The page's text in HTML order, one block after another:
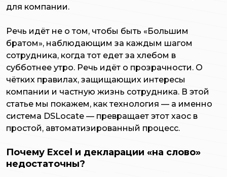
для компании.
Речь идёт не о том, чтобы быть «Большим
братом», наблюдающим за каждым шагом
сотрудника, когда тот едет за хлебом в
субботнее утро. Речь идёт о прозрачности. О
чётких правилах, защищающих интересы
компании и частную жизнь сотрудника. В этой
статье мы покажем, как технология — а именно
система DSLocate — превращает этот хаос в
простой, автоматизированный процесс.
Почему Excel и декларации «на слово»
недостаточны?